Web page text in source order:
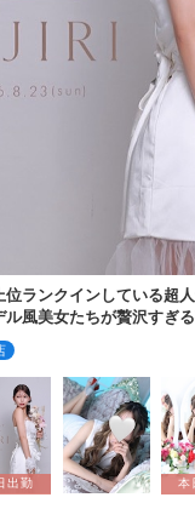
位ランクインしている超
風美女たちが贅沢すぎる